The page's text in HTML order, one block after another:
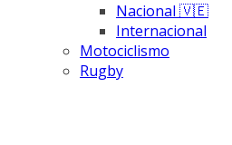
Nacional 🇻🇪
Internacional
Motociclismo
Rugby